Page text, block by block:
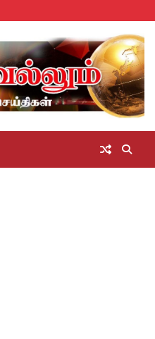
தமிழ்நாடுமாவட்டச்செய்திகள்
அரசியல்ஆன்மிகம்
சட்டம்
அறிவோம்
சினிமா